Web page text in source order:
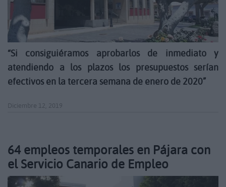
“Si consiguiéramos aprobarlos de inmediato y
atendiendo a los plazos los presupuestos serían
efectivos en la tercera semana de enero de 2020”
Diciembre 12, 2019
64 empleos temporales en Pájara con
el Servicio Canario de Empleo